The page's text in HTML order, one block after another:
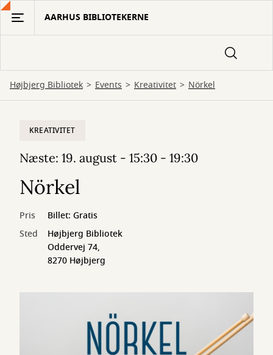
Gå
hovedindhold
AARHUS BIBLIOTEKERNE
Højbjerg Bibliotek Events Kreativitet Nörkel
KREATIVITET
Næste: 19. august - 15:30 - 19:30
Nörkel
Pris
Billet: Gratis
Sted
Højbjerg Bibliotek
Oddervej 74,
8270 Højbjerg